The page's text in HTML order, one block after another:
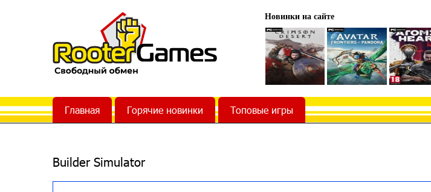
Новинки на сайте
Главная Горячие новинки Топовые игры
Builder Simulator